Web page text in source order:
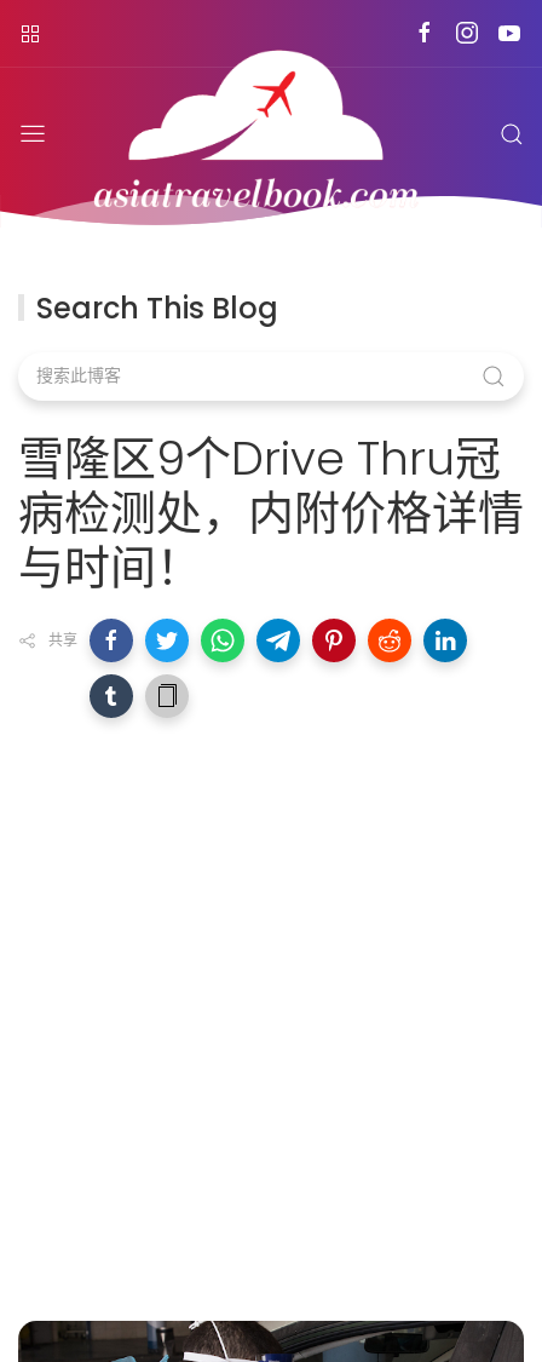
Search This Blog
雪隆区9个Drive Thru冠
病检测处，内附价格详情
与时间！
共享